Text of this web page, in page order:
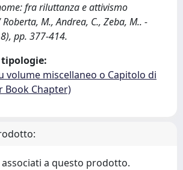
fra riluttanza e attivismo
M., Andrea, C., Zeba, M.. -
pp. 377-414.
volume miscellaneo o Capitolo di
Book Chapter)
a questo prodotto.